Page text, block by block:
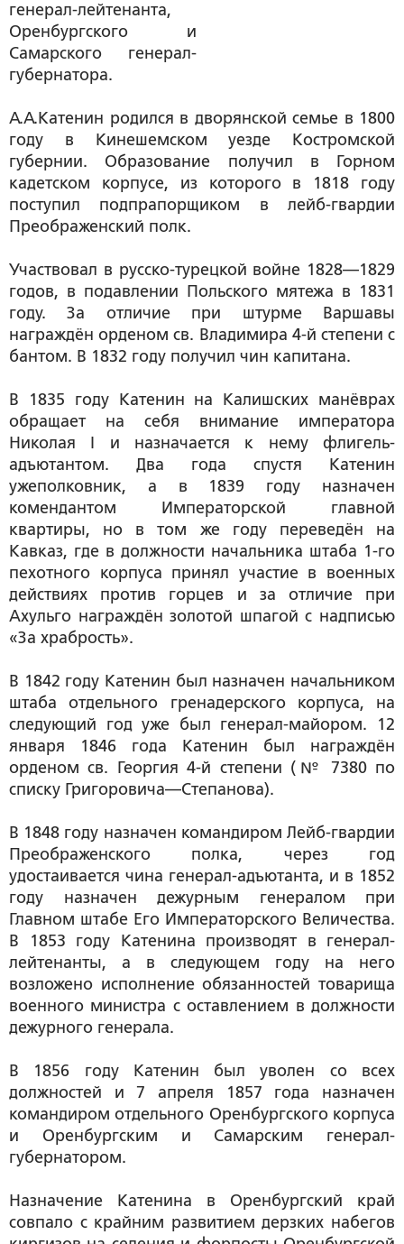
генерал-лейтенанта,
Оренбургского и
Самарского генерал-
губернатора.
А.А.Катенин родился в дворянской семье в 1800
году в Кинешемском уезде Костромской
губернии. Образование получил в Горном
кадетском корпусе, из которого в 1818 году
поступил подпрапорщиком в лейб-гвардии
Преображенский полк.
Участвовал в русско-турецкой войне 1828—1829
годов, в подавлении Польского мятежа в 1831
году. За отличие при штурме Варшавы
награждён орденом св. Владимира 4-й степени с
бантом. В 1832 году получил чин капитана.
В 1835 году Катенин на Калишских манёврах
обращает на себя внимание императора
Николая I и назначается к нему флигель-
адъютантом. Два года спустя Катенин
ужеполковник, а в 1839 году назначен
комендантом Императорской главной
квартиры, но в том же году переведён на
Кавказ, где в должности начальника штаба 1-го
пехотного корпуса принял участие в военных
действиях против горцев и за отличие при
Ахульго награждён золотой шпагой с надписью
«За храбрость».
В 1842 году Катенин был назначен начальником
штаба отдельного гренадерского корпуса, на
следующий год уже был генерал-майором. 12
января 1846 года Катенин был награждён
орденом св. Георгия 4-й степени (№ 7380 по
списку Григоровича—Степанова).
В 1848 году назначен командиром Лейб-гвардии
Преображенского полка, через год
удостаивается чина генерал-адъютанта, и в 1852
году назначен дежурным генералом при
Главном штабе Его Императорского Величества.
В 1853 году Катенина производят в генерал-
лейтенанты, а в следующем году на него
возложено исполнение обязанностей товарища
военного министра с оставлением в должности
дежурного генерала.
В 1856 году Катенин был уволен со всех
должностей и 7 апреля 1857 года назначен
командиром отдельного Оренбургского корпуса
и Оренбургским и Самарским генерал-
губернатором.
Назначение Катенина в Оренбургский край
совпало с крайним развитием дерзких набегов